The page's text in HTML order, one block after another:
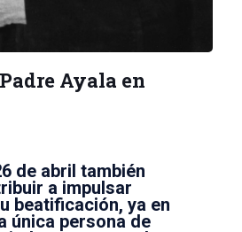
Ayala en
de abril también
a impulsar
beatificación, ya en
única persona de